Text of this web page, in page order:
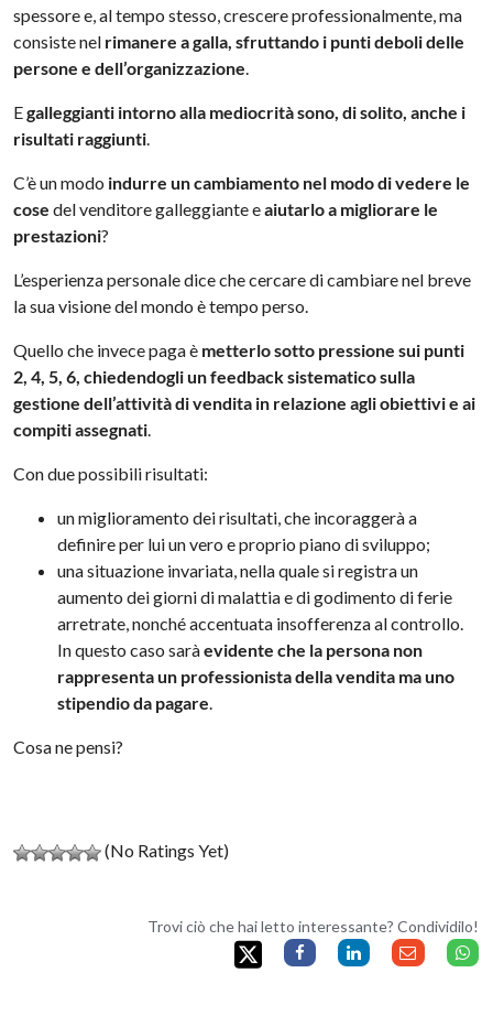
spessore e, al tempo stesso, crescere professionalmente, ma
consiste nel rimanere a galla, sfruttando i punti deboli delle
persone e dell’organizzazione
Egalleggianti intorno alla mediocrità sono, di solito, anche i
risultati raggiunti
C’è un modo indurre un cambiamento nel modo di vedere le
cose del venditore galleggiante eaiutarlo a migliorare le
prestazioni?
L’esperienza personale dice che cercare di cambiare nel breve
la sua visione del mondo è tempo perso.
Quello che invece paga è metterlo sotto pressione sui punti
2, 4, 5, 6, chiedendogli un feedback sistematico sulla
gestione dell’attività di vendita in relazione agli obiettivi e ai
compiti assegnati
Con due possibili risultati:
un miglioramento dei risultati, che incoraggerà a
definire per lui un vero e proprio piano di sviluppo;
una situazione invariata, nella quale si registra un
aumento dei giorni di malattia e di godimento di ferie
arretrate, nonché accentuata insofferenza al controllo.
In questo caso saràevidente che la persona non
rappresenta un professionista della vendita ma uno
stipendio da pagare
Cosa ne pensi?
(No Ratings Yet)
Trovi ciò che hai letto interessante? Condividilo!